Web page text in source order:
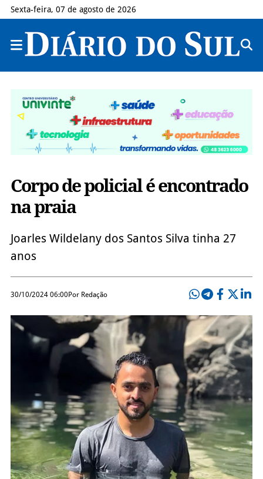
Sexta-feira, 07 de agosto de 2026
Corpo de policial é encontrado
na praia
Joarles Wildelany dos Santos Silva tinha 27
anos
30/10/2024 06:00Por Redação